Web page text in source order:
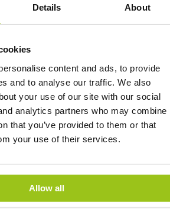
Details About
content and ads, to provide
and to analyse our traffic. We also
your use of our site with our social
analytics partners who may combine
that you’ve provided to them or that
your use of their services.
Allow all
en het immuunsysteem.
bij het voorkomen van
te bevorderen, wat het
maakt om te gedijen.
10:1 (Allium
om zijn sterke
verbinding in knoflook, heeft